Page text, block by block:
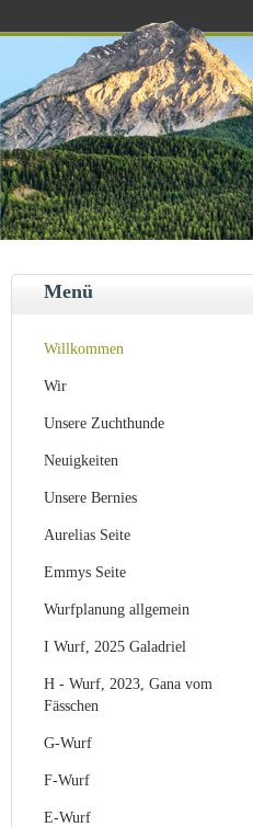
Menü
Willkommen
Wir
Unsere Zuchthunde
Neuigkeiten
Unsere Bernies
Aurelias Seite
Emmys Seite
Wurfplanung allgemein
I Wurf, 2025 Galadriel
H - Wurf, 2023, Gana vom
Fässchen
G-Wurf
F-Wurf
E-Wurf